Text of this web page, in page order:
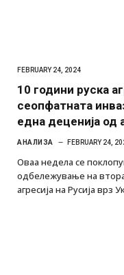
FEBRUARY 24, 2024
10 години руска
сеопфатната
една деценија од
АНАЛИЗА FEBRUARY 24,
Оваа недела се
одбележување на
агресија на Русија врз